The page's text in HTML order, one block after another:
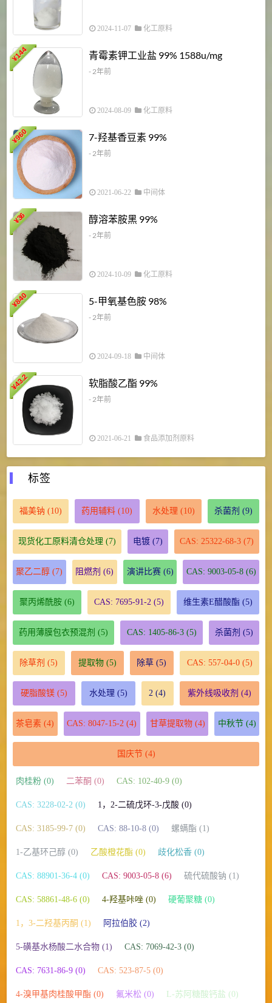
2024-11-07 化工原料
¥
144 青霉素钾工业盐 99% 1588u/mg
- 2年前
2024-08-09 化工原料
¥
960 7-羟基香豆素 99%
- 2年前
2021-06-22 中间体
¥
36 醇溶苯胺黑 99%
- 2年前
2024-10-09 化工原料
¥
840 5-甲氧基色胺 98%
- 2年前
2024-09-18 中间体
¥
43.2 软脂酸乙酯 99%
- 2年前
2021-06-21 食品添加剂原料
标签
福美钠 (10) 药用辅料 (10) 水处理 (10) 杀菌剂 (9)
现货化工原料清仓处理 (7) 电镀 (7) CAS: 25322-68-3 (7)
聚乙二醇 (7) 阻燃剂 (6) 演讲比赛(6) CAS: 9003-05-8(6)
聚丙烯酰胺(6) CAS: 7695-91-2 (5) 维生素E醋酸酯 (5)
药用薄膜包衣预混剂 (5) CAS: 1405-86-3(5) 杀菌剂 (5)
除草剂 (5) 提取物(5) 除草 (5) CAS: 557-04-0(5)
硬脂酸镁(5) 水处理 (5) 2 (4) 紫外线吸收剂 (4)
茶皂素 (4) CAS: 8047-15-2 (4) 甘草提取物(4) 中秋节(4)
国庆节(4)
肉桂粉 (0) 二苯酮 (0) CAS: 102-40-9 (0)
CAS: 3228-02-2 (0) 1，2-二硫戊环-3-戊酸 (0)
CAS: 3185-99-7 (0) CAS: 88-10-8 (0) 螺螨酯 (1)
1-乙基环己醇 (0) 乙酸橙花酯 (0) 歧化松香 (0)
CAS: 88901-36-4 (0) CAS: 9003-05-8 (6) 硫代硫酸钠 (1)
CAS: 58861-48-6 (0) 4-羟基咔唑 (0) 硬葡聚糖 (0)
1，3-二羟基丙酮 (1) 阿拉伯胶 (2)
5-磺基水杨酸二水合物 (1) CAS: 7069-42-3 (0)
CAS: 7631-86-9 (0) CAS: 523-87-5 (0)
4-溴甲基肉桂酸甲酯 (0) 氟米松 (0) L-苏阿糖酸钙盐 (0)